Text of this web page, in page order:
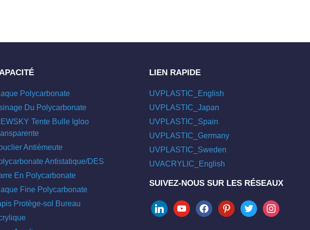
Polycarbonate
Du Polycarbonate
Tente Bulle Igloo
Antiémeute
Antistatique/DES
En Polycarbonate
Fine Polycarbonate
Protège-sol Bureau
LIEN RAPIDE
UVPLASTIC_English
UVPLASTIC_Japan
UVPLASTIC_Spain
UVPLASTIC_Germany
UVPLASTIC_Sweden
UVACRYLIC_English
SUIVEZ-NOUS SUR LES RÉSEAUX
linkedinyoutubefacebookpinteresttwitter instagram